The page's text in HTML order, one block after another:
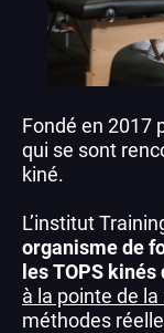
Fondé en 2017
qui se sont
kiné.
L’institut
organisme de
les TOPS
à la pointe de
méthodes